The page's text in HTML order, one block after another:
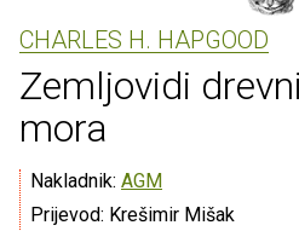
CHARLES H. HAPGOOD
Zemljovidi
mora
Nakladnik: AGM
Prijevod: Krešimir Mišak